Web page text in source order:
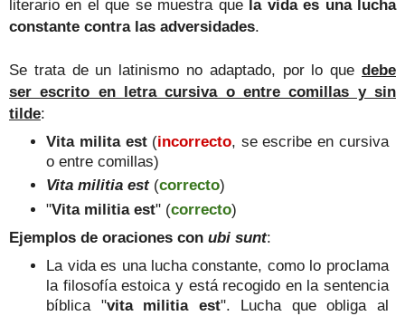
literario en el que se muestra que la vida es una lucha
constante contra las adversidades.
Se trata de un latinismo no adaptado, por lo que debe
ser escrito en letra cursiva o entre comillas y sin
tilde:
Vita milita est (incorrecto, se escribe en cursiva
o entre comillas)
Vita militia est (correcto)
"Vita militia est" (correcto)
Ejemplos de oraciones con ubi sunt:
La vida es una lucha constante, como lo proclama
la filosofía estoica y está recogido en la sentencia
bíblica "vita militia est". Lucha que obliga al